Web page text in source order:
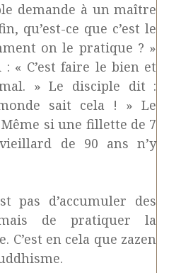
demande à un maître
qu’est-ce que c’est le
on le pratique ? »
« C’est faire le bien et
» Le disciple dit :
sait cela ! » Le
si une fillette de 7
de 90 ans n’y
pas d’accumuler des
mais de pratiquer la
en cela que zazen